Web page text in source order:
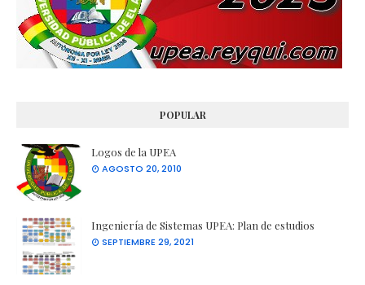
POPULAR
Logos de la UPEA
AGOSTO 20, 2010
Ingeniería de Sistemas UPEA: Plan de estudios
SEPTIEMBRE 29, 2021